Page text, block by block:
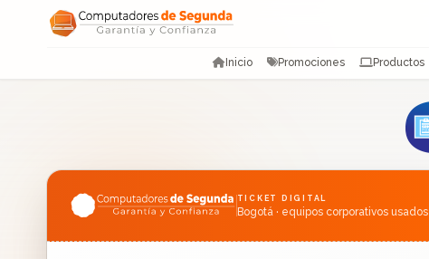
Saltar al contenido
Inicio Promociones Productos
TICKET DIGITAL
Bogotá · equipos corporativos usados